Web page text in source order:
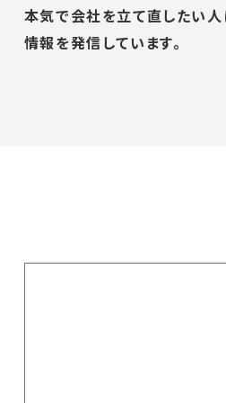
本気で会社を立て直したい人
情報を発信しています。